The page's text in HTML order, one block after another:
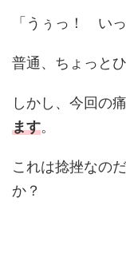
「うぅっ！ い
普通、ちょっと
しかし、今回の
ます。
これは捻挫なの
か？